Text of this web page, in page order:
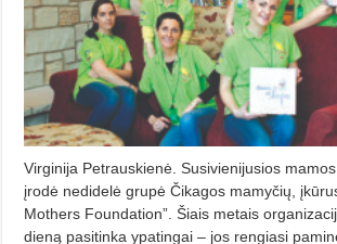
Virginija Petrauskienė. Susivienijusios
įrodė nedidelė grupė Čikagos mamyčių,
Mothers Foundation”. Šiais metais
dieną pasitinka ypatingai – jos rengiasi